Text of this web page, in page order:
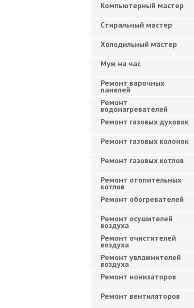
Компьютерный мастер
Cтиральный мастер
Холодильный мастер
Муж на час
Ремонт варочных
панелей
Ремонт
водонагревателей
Ремонт газовых духовок
Ремонт газовых колонок
Ремонт газовых котлов
Ремонт отопительных
котлов
Ремонт обогревателей
Ремонт осушителей
воздуха
Ремонт очистителей
воздуха
Ремонт увлажнителей
воздуха
Ремонт ионизаторов
Ремонт вентиляторов